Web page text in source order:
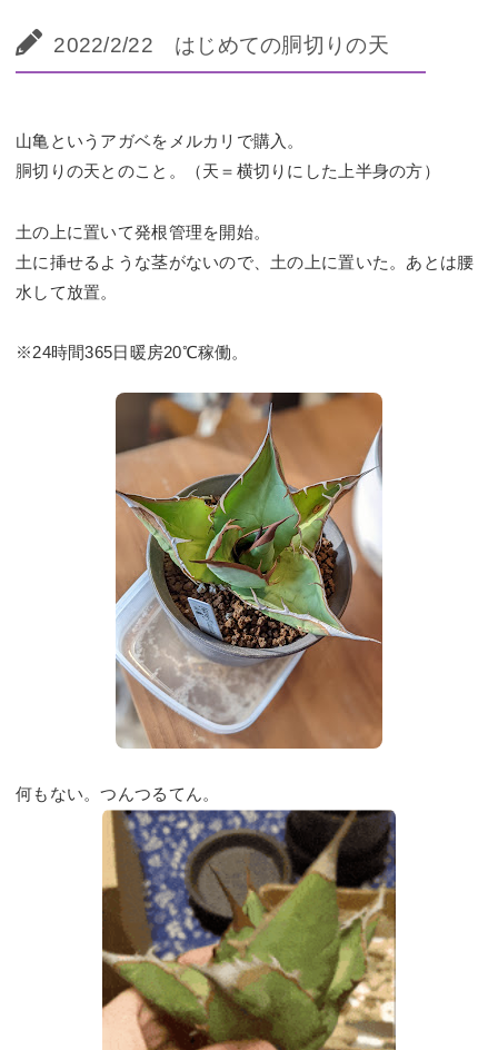
2022/2/22 はじめての胴切りの天
山亀というアガベをメルカリで購入。
胴切りの天とのこと。（天＝横切りにした上半身の方）
土の上に置いて発根管理を開始。
土に挿せるような茎がないので、土の上に置いた。あとは腰
水して放置。
※24時間365日暖房20℃稼働。
何もない。つんつるてん。